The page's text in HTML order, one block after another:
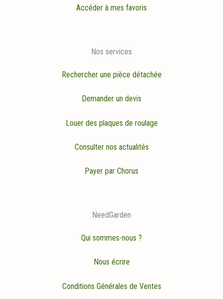
Accéder à mes favoris
Nos services
Rechercher une pièce détachée
Demander un devis
Louer des plaques de roulage
Consulter nos actualités
Payer par Chorus
NeedGarden
Qui sommes-nous ?
Nous écrire
Conditions Générales de Ventes